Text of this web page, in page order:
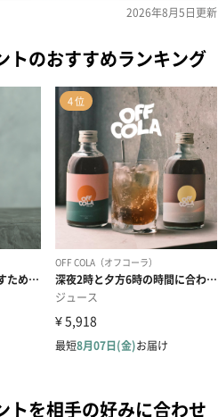
2026年8月5日更新
トのおすすめランキング
トを相手の好みに合わせ